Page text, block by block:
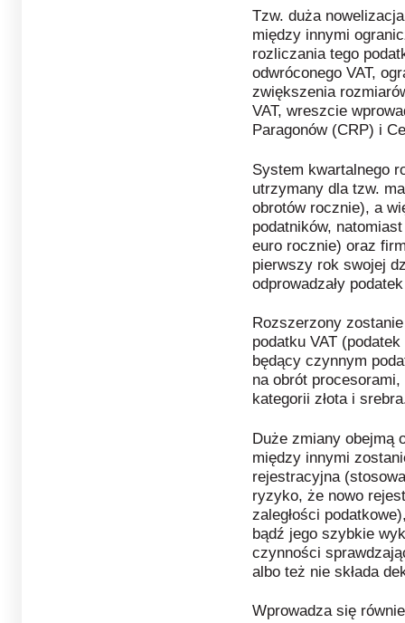
Tzw. duża
między innymi
rozliczania tego
odwróconego VAT,
zwiększenia
VAT, wreszcie
Paragonów (CRP) i
System kwartalnego
utrzymany dla tzw.
obrotów rocznie), a
podatników,
euro rocznie) oraz
pierwszy rok swojej
odprowadzały
Rozszerzony
podatku VAT
będący czynnym
na obrót
kategorii złota i
Duże zmiany obejmą
między innymi
rejestracyjna
ryzyko, że nowo
zaległości
bądź jego szybkie
czynności
albo też nie składa
Wprowadza się